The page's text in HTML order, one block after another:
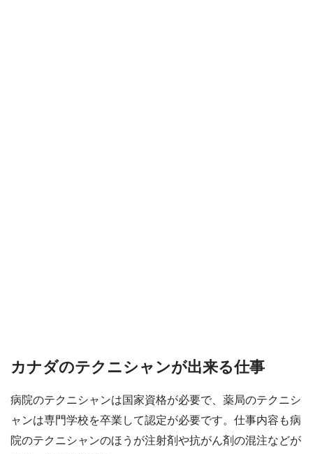
カナダのテクニシャンが出来る仕事
病院のテクニシャンは国家資格が必要で、薬局のテクニシ
ャンは専門学校を卒業して認定が必要です。仕事内容も病
院のテクニシャンのほうが注射剤や抗がん剤の混注などが